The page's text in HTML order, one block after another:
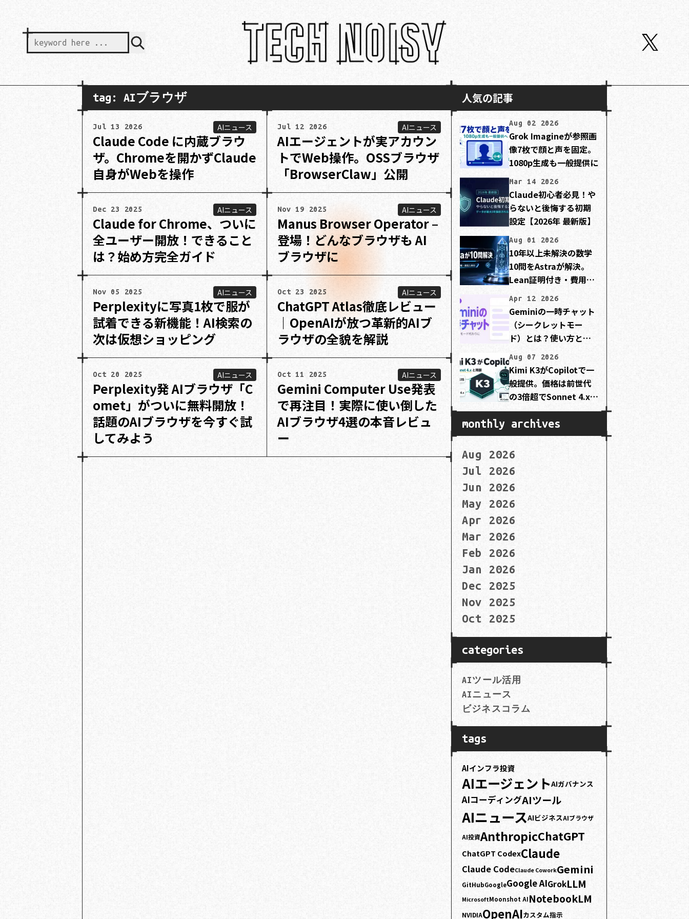
keyword here ...
tag: AIブラウザ
Jul 13 2026 AIニュース
Claude Code に内蔵ブラウ
ザ。Chromeを開かずClaude
自身がWebを操作
Jul 12 2026 AIニュース
AIエージェントが実アカウン
トでWeb操作。OSSブラウザ
「BrowserClaw」公開
Dec 23 2025 AIニュース
Claude for Chrome、ついに
全ユーザー開放！できること
は？始め方完全ガイド
Nov 19 2025 AIニュース
Manus Browser Operator –
登場！どんなブラウザも AI
ブラウザに
Nov 05 2025 AIニュース
Perplexityに写真1枚で服が
試着できる新機能！AI検索の
次は仮想ショッピング
Oct 23 2025 AIニュース
ChatGPT Atlas徹底レビュー
｜OpenAIが放つ革新的AIブ
ラウザの全貌を解説
Oct 20 2025 AIニュース
Perplexity発 AIブラウザ「C
omet」がついに無料開放！
話題のAIブラウザを今すぐ試
してみよう
Oct 11 2025 AIニュース
Gemini Computer Use発表
で再注目！実際に使い倒した
AIブラウザ4選の本音レビュ
ー
人気の記事
Aug 02 2026
Grok Imagineが参照画
像7枚で顔と声を固定。
1080p生成も一般提供に
Mar 14 2026
Claude初心者必見！や
らないと後悔する初期
設定【2026年 最新版】
Aug 01 2026
10年以上未解決の数学
10問をAstraが解決。
Lean証明付き・費用は
Apr 12 2026
Geminiの一時チャット
（シークレットモー
ド）とは？使い方と注
説
Aug 07 2026
Kimi K3がCopilotで一
般提供。価格は前世代
の3倍超でSonnet 4.xと
同額
monthly archives
Aug 2026
Jul 2026
Jun 2026
May 2026
Apr 2026
Mar 2026
Feb 2026
Jan 2026
Dec 2025
Nov 2025
Oct 2025
categories
AIツール活用
AIニュース
ビジネスコラム
tags
AIインフラ投資
AIエージェントAIガバナンス
AIコーディングAIツール
AIニュースAIビジネスAIブラウザ
AI投資AnthropicChatGPT
ChatGPT CodexClaude
Claude CodeClaude CoworkGemini
GitHubGoogleGoogle AIGrokLLM
MicrosoftMoonshot AINotebookLM
NVIDIAOpenAIカスタム指示